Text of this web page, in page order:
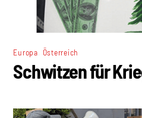
Europa Österreich
Schwitzen für